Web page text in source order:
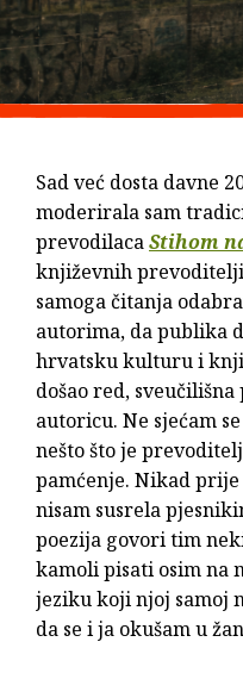
Sad već dosta davne
moderirala sam
prevodilacaStihom
književnih
samoga čitanja
autorima, da publika
hrvatsku kulturu i
došao red,
autoricu. Ne sjećam
nešto što je
pamćenje. Nikad
nisam susrela
poezija govori tim
kamoli pisati osim na
jeziku koji njoj samoj
da se i ja okušam u